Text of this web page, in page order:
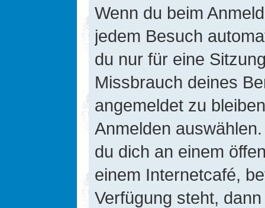
Wenn du beim
jedem Besuch
du nur für eine
Missbrauch deines
angemeldet zu
Anmelden
du dich an einem
einem Internetcafé,
Verfügung steht,